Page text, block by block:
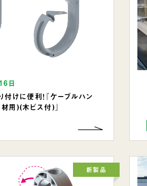
日
付けに便利！『ケーブルハン
用)(木ビス付)』
新製品